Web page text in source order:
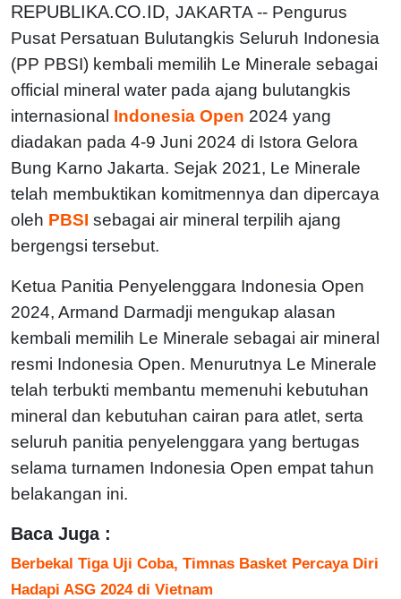
REPUBLIKA.CO.ID, JAKARTA -- Pengurus
Pusat Persatuan Bulutangkis Seluruh Indonesia
(PP PBSI) kembali memilih Le Minerale sebagai
official mineral water pada ajang bulutangkis
internasional Indonesia Open 2024 yang
diadakan pada 4-9 Juni 2024 di Istora Gelora
Bung Karno Jakarta. Sejak 2021, Le Minerale
telah membuktikan komitmennya dan dipercaya
oleh PBSI sebagai air mineral terpilih ajang
bergengsi tersebut.
Ketua Panitia Penyelenggara Indonesia Open
2024, Armand Darmadji mengukap alasan
kembali memilih Le Minerale sebagai air mineral
resmi Indonesia Open. Menurutnya Le Minerale
telah terbukti membantu memenuhi kebutuhan
mineral dan kebutuhan cairan para atlet, serta
seluruh panitia penyelenggara yang bertugas
selama turnamen Indonesia Open empat tahun
belakangan ini.
Baca Juga :
Berbekal Tiga Uji Coba, Timnas Basket Percaya Diri
Hadapi ASG 2024 di Vietnam